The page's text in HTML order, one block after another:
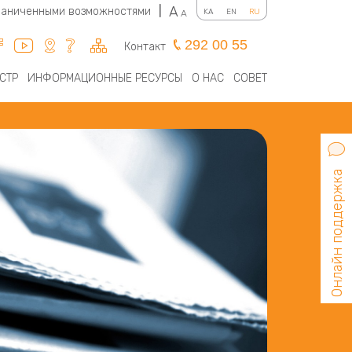
возможностями A A KA EN RU
Контакт 292 00 55
ИНФОРМАЦИОННЫЕ РЕСУРСЫ О НАС СОВЕТ
Онлайн поддержка